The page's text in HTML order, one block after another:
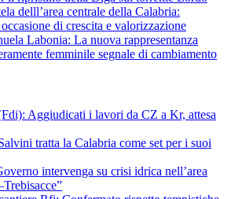
delll’area centrale della Calabria:
di crescita e valorizzazione
Labonia: La nuova rappresentanza
femminile segnale di cambiamento
Aggiudicati i lavori da CZ a Kr, attesa
tratta la Calabria come set per i suoi
intervenga su crisi idrica nell’area